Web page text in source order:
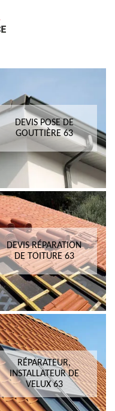
DEVIS POSE DE
GOUTTIÈRE 63
DEVIS RÉPARATION
DE TOITURE 63
RÉPARATEUR,
INSTALLATEUR DE
VELUX 63